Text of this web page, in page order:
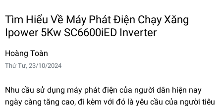
Tìm Hiểu Về Máy Phát Điện Chạy Xăng
Ipower 5Kw SC6600iED Inverter
Hoàng Toàn
Thứ Tư, 23/10/2024
Nhu cầu sử dụng máy phát điện của người dân hiện nay
ngày càng tăng cao, đi kèm với đó là yêu cầu của người tiêu